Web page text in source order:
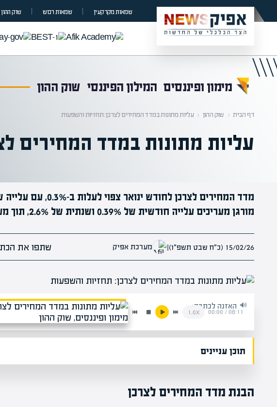
שמאות מקרקעין שמאות רכוש שוק
מימון ופיננסים המילון הפיננסי שוק ההון
דף הבית ‹ שוק ההון ‹ עליות מתונות במדד המחירים לצרכן: תחזיות והשפעות
עליות מתונות במדד המחירים
מורגן מעריכים עלייה חודשית של 0.39% ושנתית של 2.6%, תוך מעקב אחרי תגובות השוק.
15/02/26 (כ״ח שבט תשפ״ו) | מערכת אפיק שתפו את
האזנה לכתבה:
08:11
/
00:00
1.0x
תוכן עניינים
הבנת מדד המחירים לצרכן